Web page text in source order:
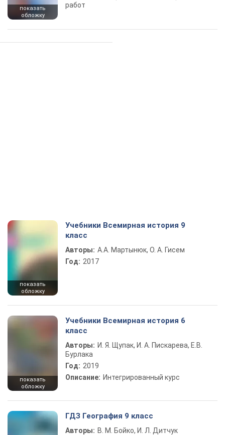
показать
обложку
работ
показать
обложку
Учебники Всемирная история 9
класс
Авторы: А.А. Мартынюк, О. А. Гисем
Год: 2017
показать
обложку
Учебники Всемирная история 6
класс
Авторы: И. Я. Щупак, И. А. Пискарева, Е.В.
Бурлака
Год: 2019
Описание: Интегрированный курс
ГДЗ География 9 класс
Авторы: В. М. Бойко, И. Л. Дитчук